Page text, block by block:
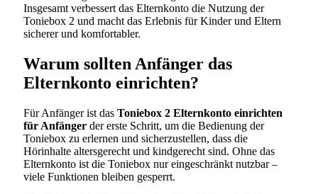
Insgesamt verbessert das Elternkonto die Nutzung der
Toniebox 2 und macht das Erlebnis für Kinder und Eltern
sicherer und komfortabler.
Warum sollten Anfänger das
Elternkonto einrichten?
Für Anfänger ist das Toniebox 2 Elternkonto einrichten
für Anfänger der erste Schritt, um die Bedienung der
Toniebox zu erlernen und sicherzustellen, dass die
Hörinhalte altersgerecht und kindgerecht sind. Ohne das
Elternkonto ist die Toniebox nur eingeschränkt nutzbar –
viele Funktionen bleiben gesperrt.